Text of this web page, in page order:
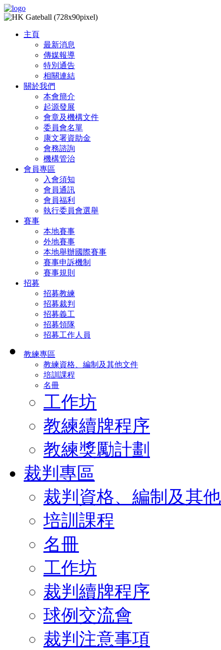
主頁
最新消息
傳媒報導
特別通告
相關連結
關於我們
本會簡介
起源發展
會章及機構文件
委員會名單
康文署資助金
會務諮詢
機構管治
會員專區
入會須知
會員通訊
會員福利
執行委員會選舉
賽事
本地賽事
外地賽事
本地舉辦國際賽事
賽事申訴機制
賽事規則
招募
招募教練
招募裁判
招募義工
招募領隊
招募工作人員
教練專區
教練資格、編制及其他文件
培訓課程
名冊
工作坊
教練續牌程序
教練獎勵計劃
裁判專區
裁判資格、編制及其
培訓課程
名冊
工作坊
裁判續牌程序
球例交流會
裁判注意事項